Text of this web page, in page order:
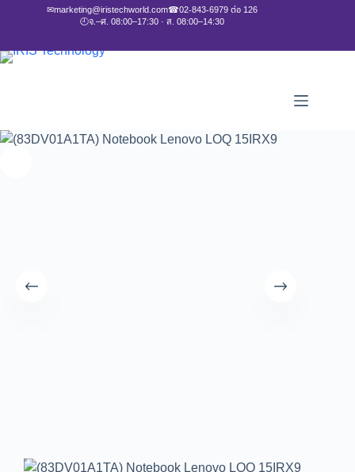
✉marketing@iristechworld.com☎02-843-6979 ต่อ 126
🕘จ.–ศ. 08:00–17:30 · ส. 08:00–14:30